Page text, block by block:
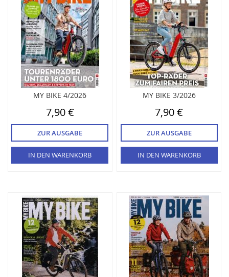
MY BIKE 4/2026
7,90 €
ZUR AUSGABE
IN DEN WARENKORB
MY BIKE 3/2026
7,90 €
ZUR AUSGABE
IN DEN WARENKORB